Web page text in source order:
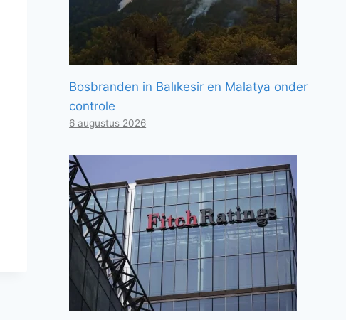
Bosbranden in Balıkesir en Malatya onder
controle
6 augustus 2026